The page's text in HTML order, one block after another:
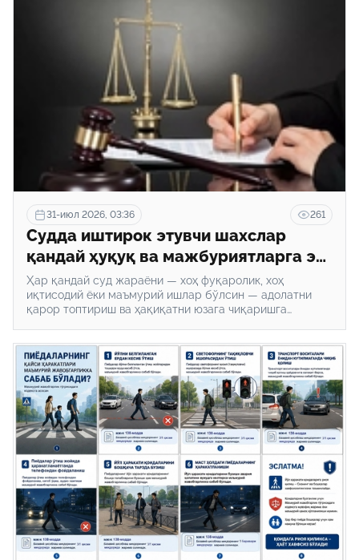
31-июл 2026, 03:36 261
Судда иштирок этувчи шахслар
қандай ҳуқуқ ва мажбуриятларга эга
бўлишади?
Ҳар қандай суд жараёни — хоҳ фуқаролик, хоҳ
иқтисодий ёки маъмурий ишлар бўлсин — адолатни
қарор топтириш ва ҳақиқатни юзага чиқаришга